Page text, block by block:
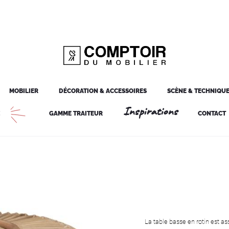
MOBILIER DÉCORATION & ACCESSOIRES SCÈNE & TECHNIQUE
GAMME TRAITEUR Inspirations CONTACT
La table basse en rotin est